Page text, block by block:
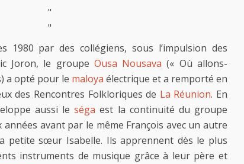
"
"
1980 par des collégiens, sous l’impulsion des
Joron, le groupe Ousa Nousava (« Où allons-
a opté pour le maloya électrique et a remporté en
des Rencontres Folkloriques de La Réunion. En
aussi leséga est la continuité du groupe
avant par le même François avec un autre
petite sœur Isabelle. Ils apprennent dès le plus
instruments de musique grâce à leur père et